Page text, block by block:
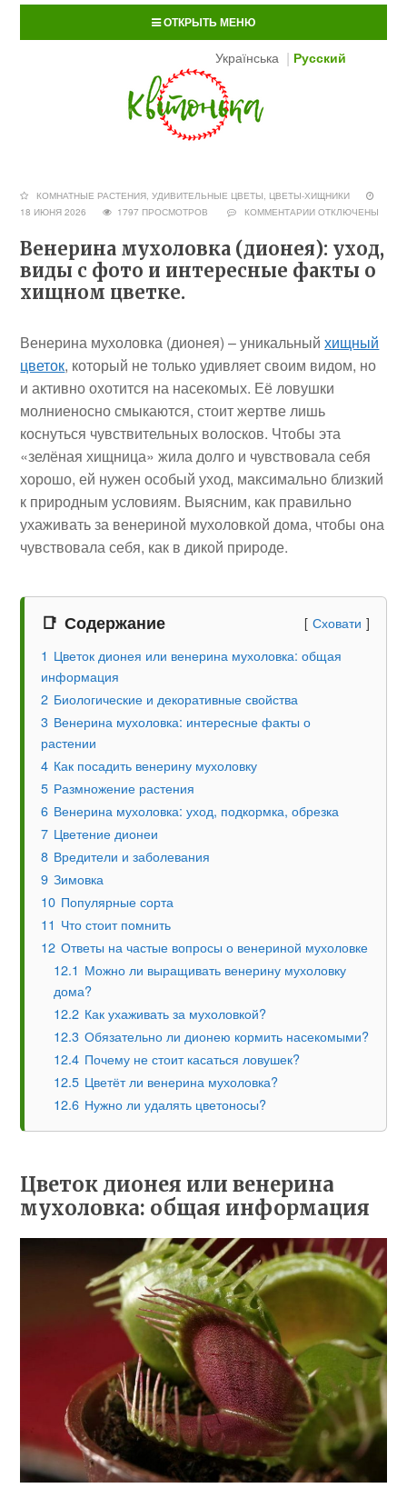
ОТКРЫТЬ МЕНЮ
Українська Русский
КОМНАТНЫЕ РАСТЕНИЯ,УДИВИТЕЛЬНЫЕ ЦВЕТЫ, ЦВЕТЫ-ХИЩНИКИ
18 ИЮНЯ 2026
1797 ПРОСМОТРОВ КОММЕНТАРИИ ОТКЛЮЧЕНЫ
Венерина мухоловка (дионея): уход,
виды с фото и интересные факты о
хищном цветке.
Венерина мухоловка (дионея) – уникальныйхищный
цветок, который не только удивляет своим видом, но
и активно охотится на насекомых. Её ловушки
молниеносно смыкаются, стоит жертве лишь
коснуться чувствительных волосков. Чтобы эта
«зелёная хищница» жила долго и чувствовала себя
хорошо, ей нужен особый уход, максимально близкий
к природным условиям. Выясним, как правильно
ухаживать за венериной мухоловкой дома, чтобы она
чувствовала себя, как в дикой природе.
Содержание Сховати
1 Цветок дионея или венерина мухоловка: общая
информация
2 Биологические и декоративные свойства
3 Венерина мухоловка: интересные факты о
растении
4 Как посадить венерину мухоловку
5 Размножение растения
6 Венерина мухоловка: уход, подкормка, обрезка
7 Цветение дионеи
8 Вредители и заболевания
9 Зимовка
10 Популярные сорта
11 Что стоит помнить
12 Ответы на частые вопросы о венериной мухоловке
12.1 Можно ли выращивать венерину мухоловку
дома?
12.2 Как ухаживать за мухоловкой?
12.3 Обязательно ли дионею кормить насекомыми?
12.4 Почему не стоит касаться ловушек?
12.5 Цветёт ли венерина мухоловка?
12.6 Нужно ли удалять цветоносы?
Цветок дионея или венерина
мухоловка: общая информация